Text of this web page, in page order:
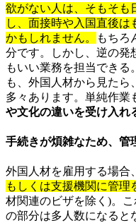
欲がない人は、そもそも
し、面接時や入国直後は
かもしれません。
もちろ
分です。しかし、逆の発
もいい業務を担当でき
も、外国人材から見たら
多々あります。単純作業
や文化の違いを受け入れ
手続きが煩雑なため、管
外国人材を雇用する場合
もしくは支援機関に管理
材関連のビザを除く)。
の部分は多人数になると